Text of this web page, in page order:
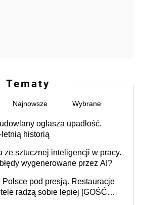
Tematy
Najnowsze Wybrane
ogłasza upadłość.
historią
ze sztucznej inteligencji w pracy.
wygenerowane przez AI?
pod presją. Restauracje
radzą sobie lepiej [GOŚĆ